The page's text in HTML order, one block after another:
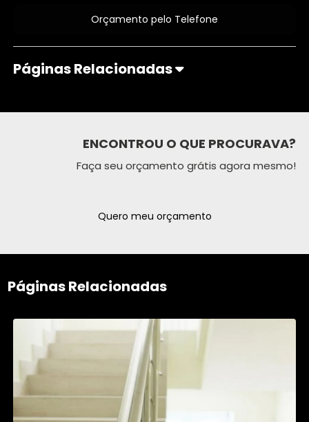
Orçamento pelo Telefone
Páginas Relacionadas
ENCONTROU O QUE PROCURAVA?
Faça seu orçamento grátis agora mesmo!
Quero meu orçamento
Páginas Relacionadas